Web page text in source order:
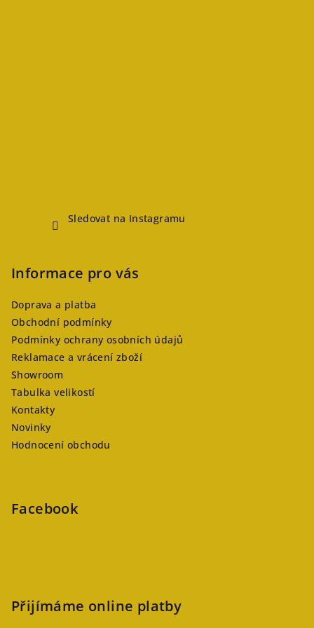
Sledovat na Instagramu
Informace pro vás
Doprava a platba
Obchodní podmínky
Podmínky ochrany osobních údajů
Reklamace a vrácení zboží
Showroom
Tabulka velikostí
Kontakty
Novinky
Hodnocení obchodu
Facebook
Přijímáme online platby